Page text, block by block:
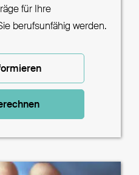
für Ihre
berufsunfähig werden.